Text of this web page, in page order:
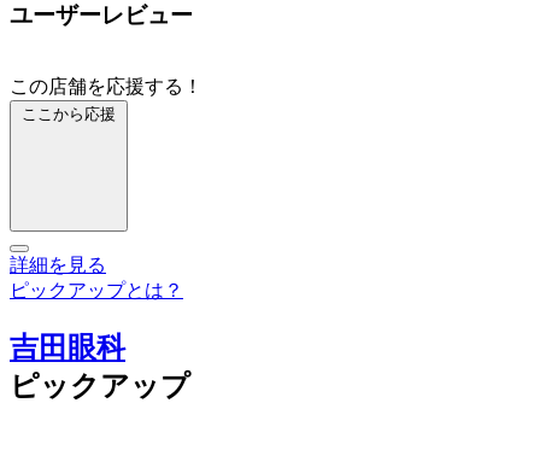
ユーザーレビュー
この店舗を応援する！
ここから応援
詳細を見る
ピックアップとは？
吉田眼科
ピックアップ